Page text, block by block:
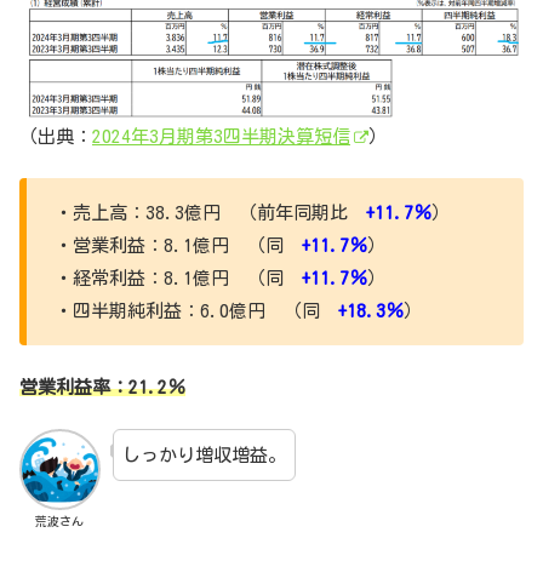
（出典： 2024年3月期第3四半期決算短信 ）
・売上高：38.3億円 （前年同期比 +11.7％）
・営業利益：8.1億円 （同 +11.7％）
・経常利益：8.1億円 （同
+11.7％）
・四半期純利益：6.0億円 （同 +18.3％）
営業利益率：21.2％
荒波さん
しっかり増収増益。